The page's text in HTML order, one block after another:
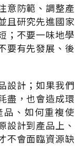
意防範、調整產
且研究先進國家
；不要一味地學
要有先發展、後
設計；如果我們
盡，也會造成環
、如何重複使
設計到產品上、
不會面臨資源缺